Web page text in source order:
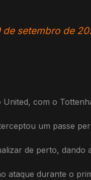
de setembro de
com o
um passe
de perto, dando
ataque durante o